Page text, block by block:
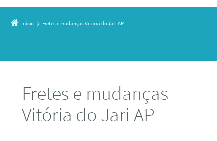
Início Fretes e mudanças Vitória do Jari AP
Fretes e mudanças
Vitória do Jari AP